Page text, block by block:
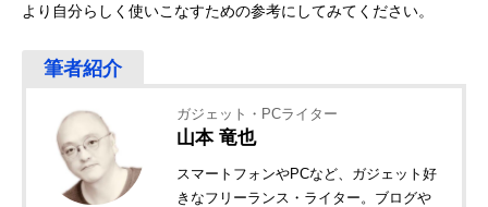
より自分らしく使いこなすための参考にしてみてください。
ガジェット・PCライター
山本 竜也
スマートフォンやPCなど、ガジェット好
きなフリーランス・ライター。ブログや